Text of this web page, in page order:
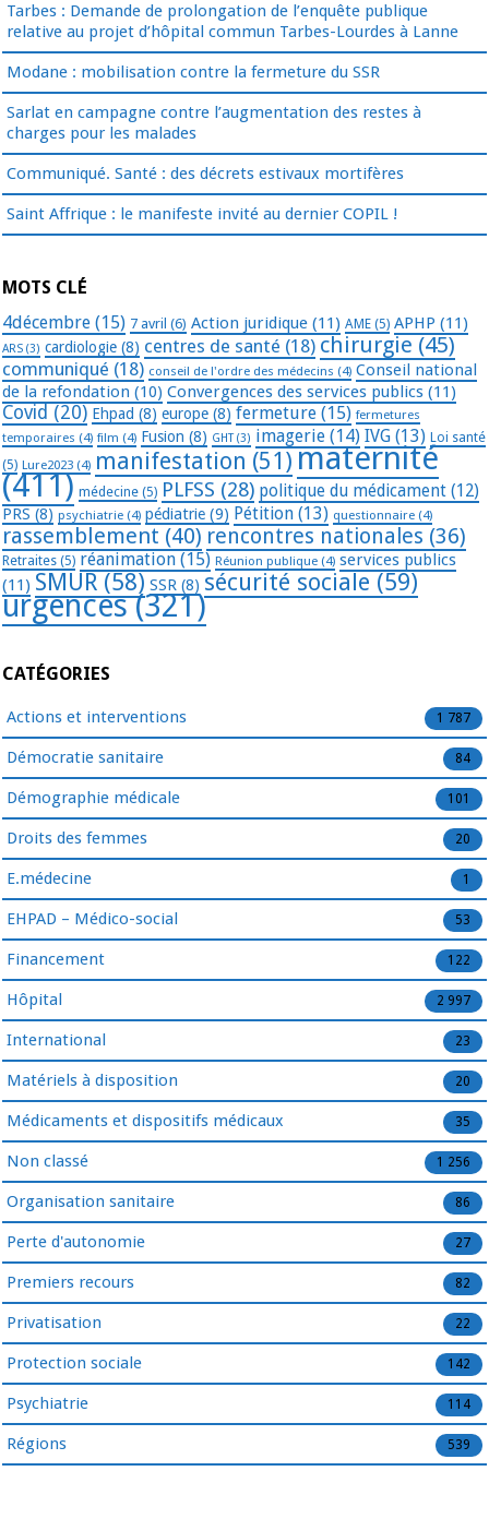
Tarbes : Demande de prolongation de l’enquête publique
relative au projet d’hôpital commun Tarbes-Lourdes à Lanne
Modane : mobilisation contre la fermeture du SSR
Sarlat en campagne contre l’augmentation des restes à
charges pour les malades
Communiqué. Santé : des décrets estivaux mortifères
Saint Affrique : le manifeste invité au dernier COPIL !
MOTS CLÉ
4décembre (15) 7 avril (6) Action juridique (11) AME (5) APHP (11)
ARS (3) cardiologie (8) centres de santé (18) chirurgie (45)
communiqué (18) conseil de l'ordre des médecins (4) Conseil national
de la refondation (10) Convergences des services publics (11)
Covid (20) Ehpad (8) europe (8) fermeture (15) fermetures
temporaires (4) film (4) Fusion (8) GHT(3) imagerie (14) IVG (13) Loi santé
(5) Lure2023 (4) manifestation (51) maternité
(411) médecine (5) PLFSS (28) politique du médicament (12)
PRS (8) psychiatrie (4) pédiatrie (9) Pétition (13) questionnaire (4)
rassemblement (40) rencontres nationales (36)
Retraites (5) réanimation (15) Réunion publique (4) services publics
(11) SMUR (58) SSR (8) sécurité sociale (59)
urgences(321)
CATÉGORIES
Actions et interventions 1 787
Démocratie sanitaire 84
Démographie médicale 101
Droits des femmes 20
E.médecine 1
EHPAD – Médico-social 53
Financement 122
Hôpital 2 997
International 23
Matériels à disposition 20
Médicaments et dispositifs médicaux 35
Non classé 1 256
Organisation sanitaire 86
Perte d'autonomie 27
Premiers recours 82
Privatisation 22
Protection sociale 142
Psychiatrie 114
Régions 539